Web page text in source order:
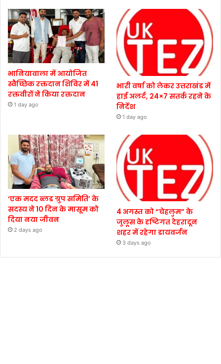
भानियावाला में आयोजित
स्वैच्छिक रक्तदान शिविर में 41
रक्तवीरों ने किया रक्तदान
1 day ago
भारी वर्षा को लेकर उत्तराखंड में
हाई अलर्ट, 24×7 सतर्क रहने के
निर्देश
1 day ago
‘एक मदद ब्लड ग्रुप समिति’ के
सदस्य ने 10 दिन के मासूम को
दिया नया जीवन
2 days ago
4 अगस्त को “चेहलुम” के
जुलूस के दृष्टिगत देहरादून
शहर में रहेगा डायवर्जन
3 days ago